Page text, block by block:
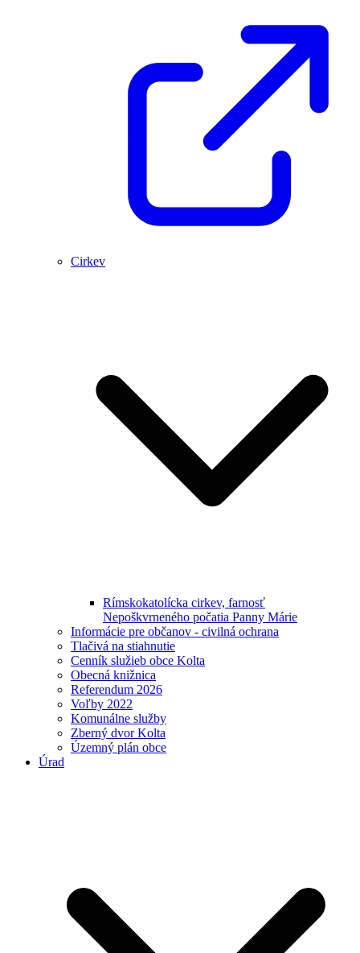
Cirkev
Rímskokatolícka cirkev, farnosť
Nepoškvrneného počatia Panny Márie
Informácie pre občanov - civilná ochrana
Tlačivá na stiahnutie
Cenník služieb obce Kolta
Obecná knižnica
Referendum 2026
Voľby 2022
Komunálne služby
Zberný dvor Kolta
Územný plán obce
Úrad